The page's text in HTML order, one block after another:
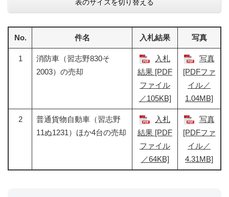
表のサイズを切り替える
No. 件名 入札結果 写真
1
消防車（習志野830そ
2003）の売却
入札
結果 [PDF
ファイル
／105KB]
写真
[PDFファ
イル／
1.04MB]
2
普通貨物自動車（習志野
11ぬ1231）ほか4台の売却
入札
結果 [PDF
ファイル
／64KB]
写真
[PDFファ
イル／
4.31MB]